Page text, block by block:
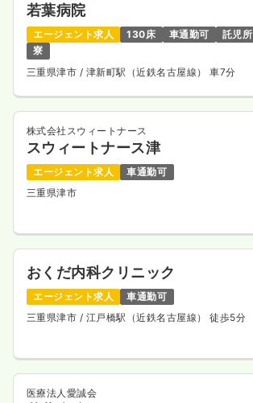
若葉病院
エージェント求人 130床 車通勤可
託児所
寮
三重県津市 / 津新町駅（近鉄名古屋線） 車7分
株式会社スウィートナース
スウィートナース津
エージェント求人
車通勤可
三重県津市
おくだ内科クリニック
エージェント求人
車通勤可
三重県津市 / 江戸橋駅（近鉄名古屋線） 徒歩5分
医療法人愛誠会